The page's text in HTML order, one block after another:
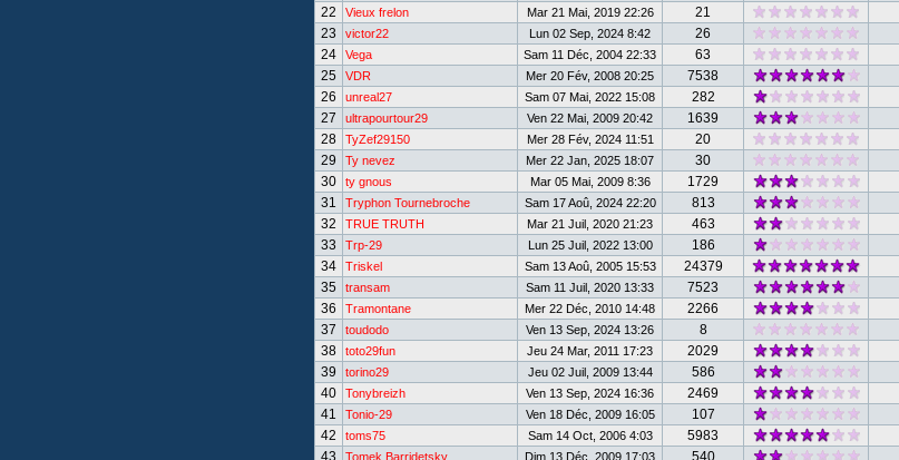
22
Vieux frelon Mar 21 Mai, 2019 22:26 21
23
victor22 Lun 02 Sep, 2024 8:42 26
24
Vega Sam 11 Déc, 2004 22:33 63
25
VDR Mer 20 Fév, 2008 20:25 7538
26
unreal27 Sam 07 Mai, 2022 15:08 282
27
ultrapourtour29 Ven 22 Mai, 2009 20:42 1639
28
TyZef29150 Mer 28 Fév, 2024 11:51 20
29
Ty nevez Mer 22 Jan, 2025 18:07 30
30
ty gnous Mar 05 Mai, 2009 8:36 1729
31
Tryphon Tournebroche Sam 17 Aoû, 2024 22:20 813
32
TRUE TRUTH Mar 21 Juil, 2020 21:23 463
33
Trp-29 Lun 25 Juil, 2022 13:00 186
34
Triskel Sam 13 Aoû, 2005 15:53 24379
35
transam Sam 11 Juil, 2020 13:33 7523
36
Tramontane Mer 22 Déc, 2010 14:48 2266
37
toudodo Ven 13 Sep, 2024 13:26 8
38
toto29fun Jeu 24 Mar, 2011 17:23 2029
39
torino29 Jeu 02 Juil, 2009 13:44 586
40
Tonybreizh Ven 13 Sep, 2024 16:36 2469
41
Tonio-29 Ven 18 Déc, 2009 16:05 107
42
toms75 Sam 14 Oct, 2006 4:03 5983
43
Tomek Barridetsky Dim 13 Déc, 2009 17:03 540